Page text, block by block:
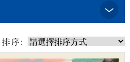
排序: